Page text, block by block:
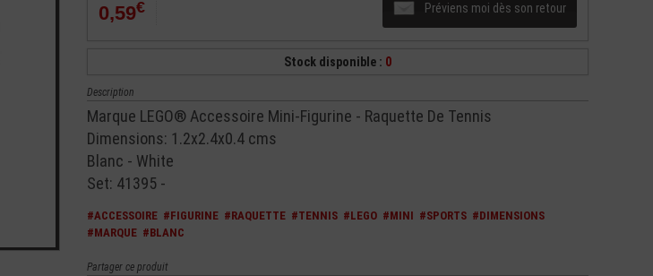
0,59€ Préviens moi dès son retour
Stock disponible : 0
Description
Marque LEGO® Accessoire Mini-Figurine - Raquette De Tennis
Dimensions: 1.2x2.4x0.4 cms
Blanc - White
Set: 41395 -
#ACCESSOIRE #FIGURINE #RAQUETTE #TENNIS #LEGO #MINI #SPORTS #DIMENSIONS
#MARQUE #BLANC
Partager ce produit